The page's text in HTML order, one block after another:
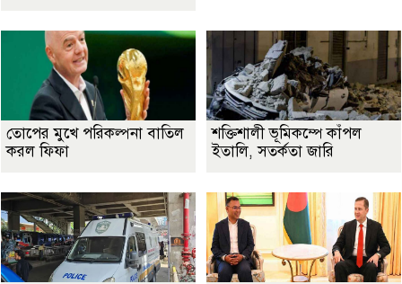
তোপের মুখে পরিকল্পনা বাতিল
করল ফিফা
শক্তিশালী ভূমিকম্পে কাঁপল
ইতালি, সতর্কতা জারি